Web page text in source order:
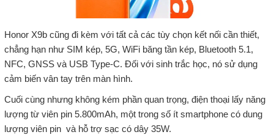
Honor X9b cũng đi kèm với tất cả các tùy chọn kết nối cần thiết,
chẳng hạn như SIM kép, 5G, WiFi băng tần kép, Bluetooth 5.1,
NFC, GNSS và USB Type-C. Đối với sinh trắc học, nó sử dụng
cảm biến vân tay trên màn hình.
Cuối cùng nhưng không kém phần quan trọng, điện thoại lấy năng
lượng từ viên pin 5.800mAh, một trong số ít smartphone có dung
lượng viên pin và hỗ trợ sạc có dây 35W.